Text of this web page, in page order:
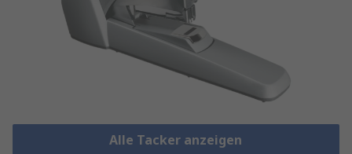
Alle Tacker anzeigen